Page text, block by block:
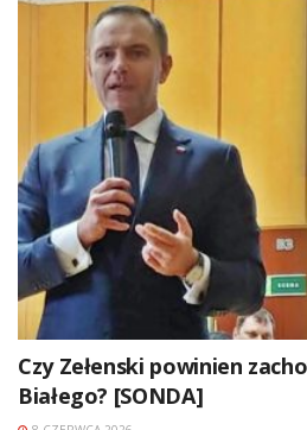
Czy Zełenski powinien
Białego? [SONDA]